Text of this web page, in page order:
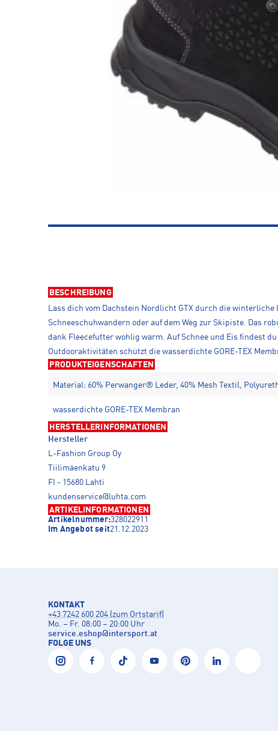
BESCHREIBUNG
Lass dich vom Dachstein Nordlicht GTX durch die
Schneeschuhwandern oder auf dem Weg zur Skipiste. Das
dank Fleecefutter wohlig warm. Auf Schnee und Eis findest
Outdooraktivitäten schützt die wasserdichte GORE-TEX
PRODUKTEIGENSCHAFTEN
Material: 60% Perwanger® Leder, 40% Mesh Textil,
wasserdichte GORE-TEX Membran
HERSTELLERINFORMATIONEN
Hersteller
L-Fashion Group Oy
Tiilimäenkatu 9
FI - 15680 Lahti
kundenservice@luhta.com
ARTIKELINFORMATIONEN
Artikelnummer:328022911
Im Angebot seit21.12.2023
KONTAKT
+43 7242 600 204 (zum Ortstarif)
Mo. – Fr. 08:00 – 20:00 Uhr
service.eshop@intersport.at
FOLGE UNS